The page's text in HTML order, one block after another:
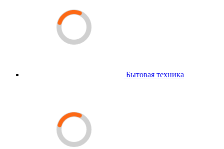
Бытовая техника